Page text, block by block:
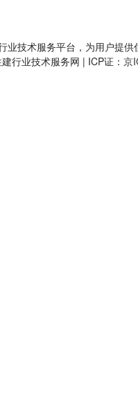
技术服务平台，为用户提
行业技术服务网 | ICP证： 京